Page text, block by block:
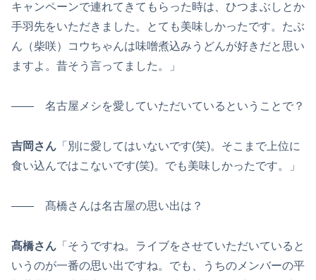
キャンペーンで連れてきてもらった時は、ひつまぶしとか
手羽先をいただきました。とても美味しかったです。たぶ
ん（柴咲）コウちゃんは味噌煮込みうどんが好きだと思い
ますよ。昔そう言ってました。」
―― 名古屋メシを愛していただいているということで？
吉岡さん 「別に愛してはいないです(笑)。そこまで上位に
食い込んではこないです(笑)。でも美味しかったです。」
―― 髙橋さんは名古屋の思い出は？
髙橋さん 「そうですね。ライブをさせていただいていると
いうのが一番の思い出ですね。でも、うちのメンバーの平